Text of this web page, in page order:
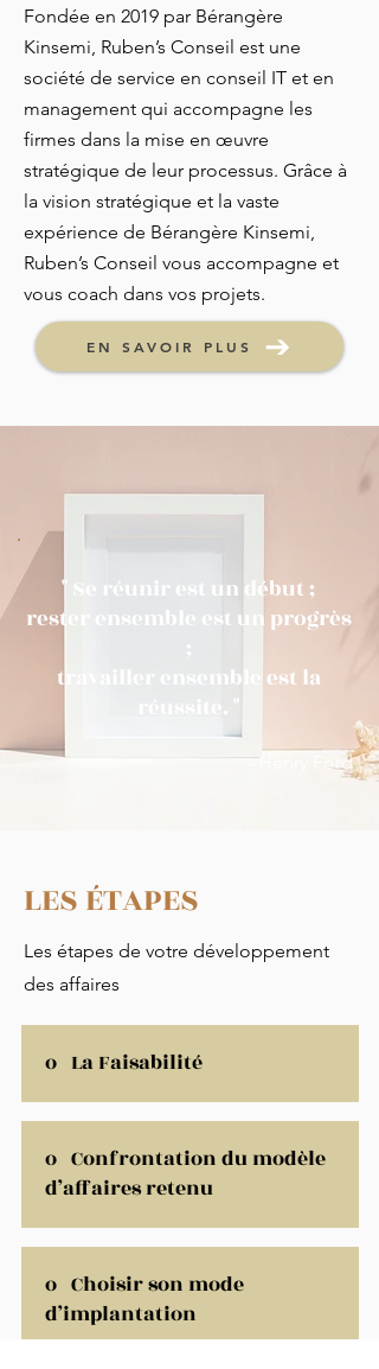
Fondée en 2019 par Bérangère
Kinsemi, Ruben’s Conseil est une
société de service en conseil IT et en
management qui accompagne les
firmes dans la mise en œuvre
stratégique de leur processus. Grâce à
la vision stratégique et la vaste
expérience de Bérangère Kinsemi,
Ruben’s Conseil vous accompagne et
vous coach dans vos projets.
EN SAVOIR PLUS
" Se réunir est un début ;
rester ensemble est un progrès
;
travailler ensemble est la
réussite. "
- Henry Ford
LES ÉTAPES
Les étapes de votre développement
des affaires
o La Faisabilité
o Confrontation du modèle
d’affaires retenu
o Choisir son mode
d’implantation